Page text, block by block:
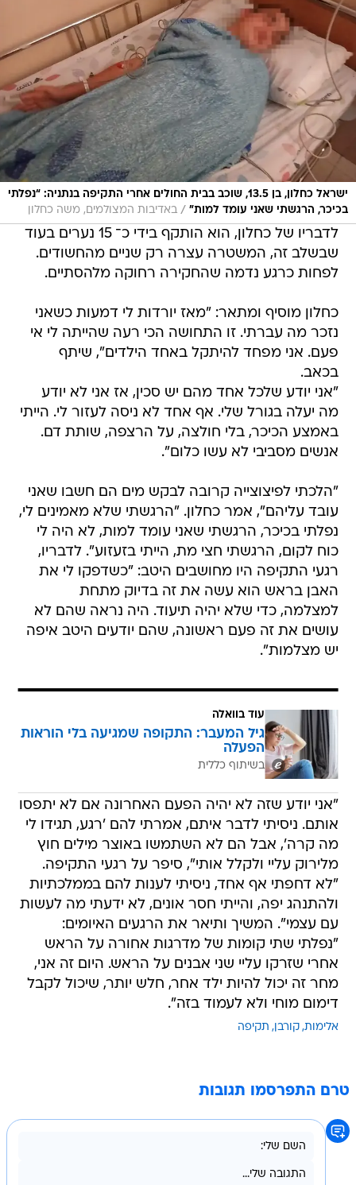
ישראל כחלון, בן 13.5, שוכב בבית החולים אחרי התקיפה בנתניה: “נפלתי
בכיכר, הרגשתי שאני עומד למות” / באדיבות המצולמים, משה כחלון
לדבריו של כחלון, הוא הותקף בידי כ־ 15 נערים בעוד
שבשלב זה, המשטרה עצרה רק שניים מהחשודים.
לפחות כרגע נדמה שהחקירה רחוקה מלהסתיים.
כחלון מוסיף ומתאר: "מאז יורדות לי דמעות כשאני
נזכר מה עברתי. זו התחושה הכי רעה שהייתה לי אי
פעם. אני מפחד להיתקל באחד הילדים", שיתף
בכאב.
"אני יודע שלכל אחד מהם יש סכין, אז אני לא יודע
מה יעלה בגורל שלי. אף אחד לא ניסה לעזור לי. הייתי
באמצע הכיכר, בלי חולצה, על הרצפה, שותת דם.
אנשים מסביבי לא עשו כלום".
"הלכתי לפיצוצייה קרובה לבקש מים הם חשבו שאני
עובד עליהם", אמר כחלון. "הרגשתי שלא מאמינים לי,
נפלתי בכיכר, הרגשתי שאני עומד למות, לא היה לי
כוח לקום, הרגשתי חצי מת, הייתי בזעזוע". לדבריו,
רגעי התקיפה היו מחושבים היטב: "כשדפקו לי את
האבן בראש הוא עשה את זה בדיוק מתחת
למצלמה, כדי שלא יהיה תיעוד. היה נראה שהם לא
עושים את זה פעם ראשונה, שהם יודעים היטב איפה
יש מצלמות".
עוד בוואלה
גיל המעבר: התקופה שמגיעה בלי הוראות
הפעלה
בשיתוף כללית
"אני יודע שזה לא יהיה הפעם האחרונה אם לא יתפסו
אותם. ניסיתי לדבר איתם, אמרתי להם 'רגע, תגידו לי
מה קרה', אבל הם לא השתמשו באוצר מילים חוץ
מלירוק עליי ולקלל אותי", סיפר על רגעי התקיפה.
"לא דחפתי אף אחד, ניסיתי לענות להם בממלכתיות
ולהתנהג יפה, והייתי חסר אונים, לא ידעתי מה לעשות
עם עצמי". המשיך ותיאר את הרגעים האיומים:
"נפלתי שתי קומות של מדרגות אחורה על הראש
אחרי שזרקו עליי שני אבנים על הראש. היום זה אני,
מחר זה יכול להיות ילד אחר, חלש יותר, שיכול לקבל
דימום מוחי ולא לעמוד בזה".
אלימות קורבן תקיפה
טרם התפרסמו תגובות